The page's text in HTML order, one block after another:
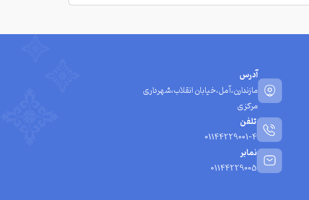
آدرس
مازندارن،آمل،خیابان انقلاب،شهرداری
مرکزی
تلفن
01144229001-4
نمابر
01144229005